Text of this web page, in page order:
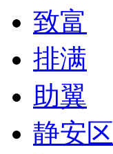
致富
排满
助翼
静安区